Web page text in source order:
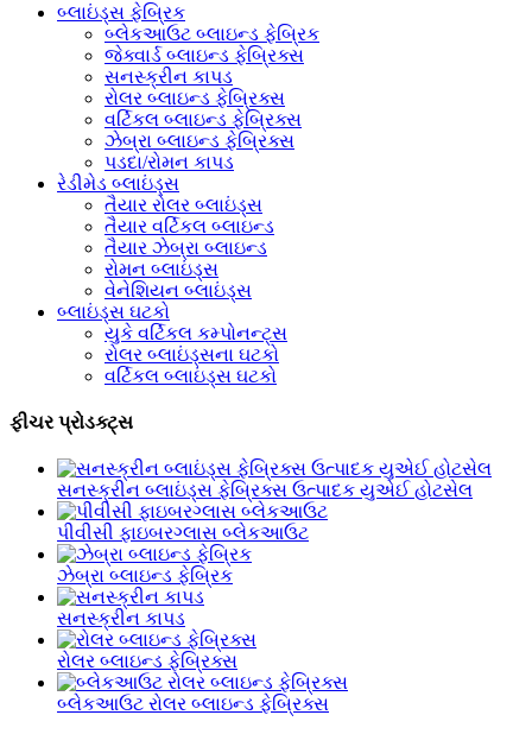
બ્લાઇંડ્સ ફેબ્રિક
બ્લેકઆઉટ બ્લાઇન્ડ ફેબ્રિક
જેક્વાર્ડ બ્લાઇન્ડ ફેબ્રિક્સ
સનસ્ક્રીન કાપડ
રોલર બ્લાઇન્ડ ફેબ્રિક્સ
વર્ટિકલ બ્લાઇન્ડ ફેબ્રિક્સ
ઝેબ્રા બ્લાઇન્ડ ફેબ્રિક્સ
પડદા/રોમન કાપડ
રેડીમેડ બ્લાઇંડ્સ
તૈયાર રોલર બ્લાઇંડ્સ
તૈયાર વર્ટિકલ બ્લાઇન્ડ
તૈયાર ઝેબ્રા બ્લાઇન્ડ
રોમન બ્લાઇંડ્સ
વેનેશિયન બ્લાઇંડ્સ
બ્લાઇંડ્સ ઘટકો
યુકે વર્ટિકલ કમ્પોનન્ટ્સ
રોલર બ્લાઇંડ્સના ઘટકો
વર્ટિકલ બ્લાઇંડ્સ ઘટકો
ફીચર પ્રોડક્ટ્સ
સનસ્ક્રીન બ્લાઇંડ્સ ફેબ્રિક્સ ઉત્પાદક યુએઈ હોટસેલ
પીવીસી ફાઇબરગ્લાસ બ્લેકઆઉટ
ઝેબ્રા બ્લાઇન્ડ ફેબ્રિક
સનસ્ક્રીન કાપડ
રોલર બ્લાઇન્ડ ફેબ્રિક્સ
બ્લેકઆઉટ રોલર બ્લાઇન્ડ ફેબ્રિક્સ